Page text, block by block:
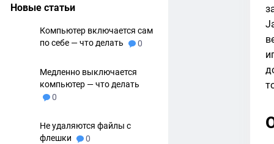
Новые статьи
Компьютер включается сам
по себе — что делать
0
Медленно выключается
компьютер — что делать
0
Не удаляются файлы с
флешки
0